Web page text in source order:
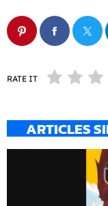
RATE IT
ARTICLES